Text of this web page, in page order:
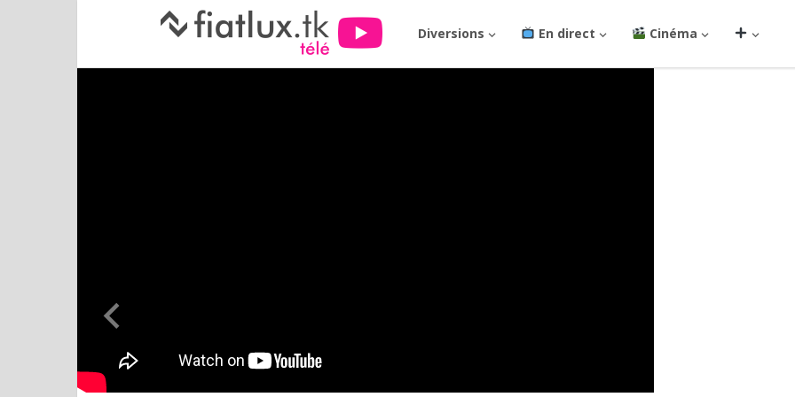
Diversions En direct Cinéma